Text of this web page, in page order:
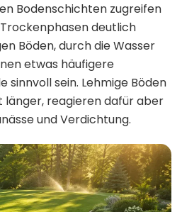
Bodenschichten zugreifen
deutlich
Böden, durch die Wasser
etwas häufigere
sinnvoll sein. Lehmige Böden
länger, reagieren dafür aber
und Verdichtung.